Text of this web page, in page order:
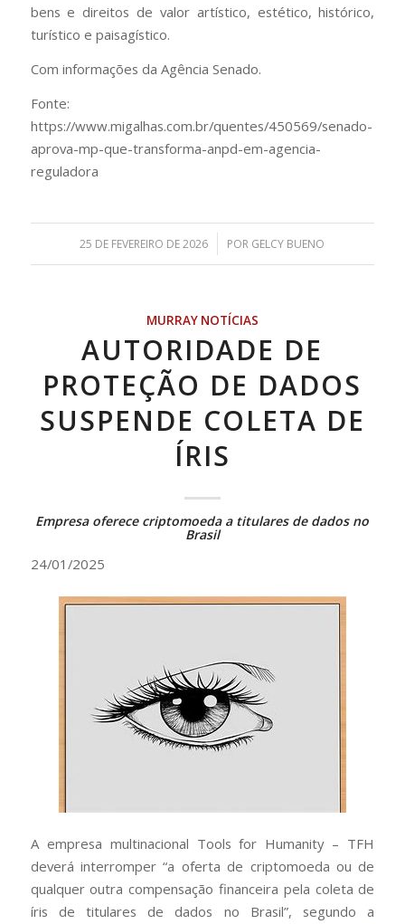
bens e direitos de valor artístico, estético, histórico,
turístico e paisagístico.
Com informações da Agência Senado.
Fonte:
https://www.migalhas.com.br/quentes/450569/senado-
aprova-mp-que-transforma-anpd-em-agencia-
reguladora
25 DE FEVEREIRO DE 2026
/ POR GELCY BUENO
MURRAY NOTÍCIAS
AUTORIDADE DE
PROTEÇÃO DE DADOS
SUSPENDE COLETA DE
ÍRIS
Empresa oferece criptomoeda a titulares de dados no
Brasil
24/01/2025
A empresa multinacional Tools for Humanity – TFH
deverá interromper “a oferta de criptomoeda ou de
qualquer outra compensação financeira pela coleta de
íris de titulares de dados no Brasil”, segundo a